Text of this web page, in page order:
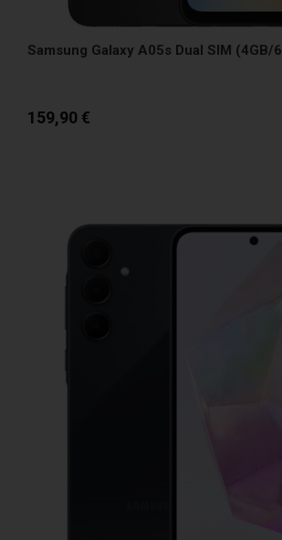
Samsung Galaxy A05s Dual SIM (4GB/
159,90 €